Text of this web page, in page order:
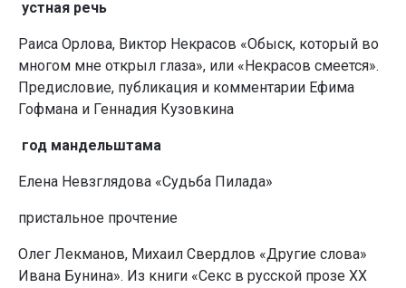
устная речь
Раиса Орлова, Виктор Некрасов «Обыск, который во
многом мне открыл глаза», или «Некрасов смеется».
Предисловие, публикация и комментарии Ефима
Гофмана и Геннадия Кузовкина
год мандельштама
Елена Невзглядова «Судьба Пилада»
пристальное прочтение
Олег Лекманов, Михаил Свердлов «Другие слова»
Ивана Бунина». Из книги «Секс в русской прозе ХХ